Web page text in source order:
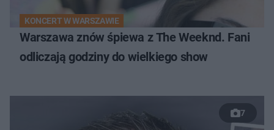
KONCERT W WARSZAWIE
Warszawa znów śpiewa z The Weeknd. Fani
odliczają godziny do wielkiego show
7